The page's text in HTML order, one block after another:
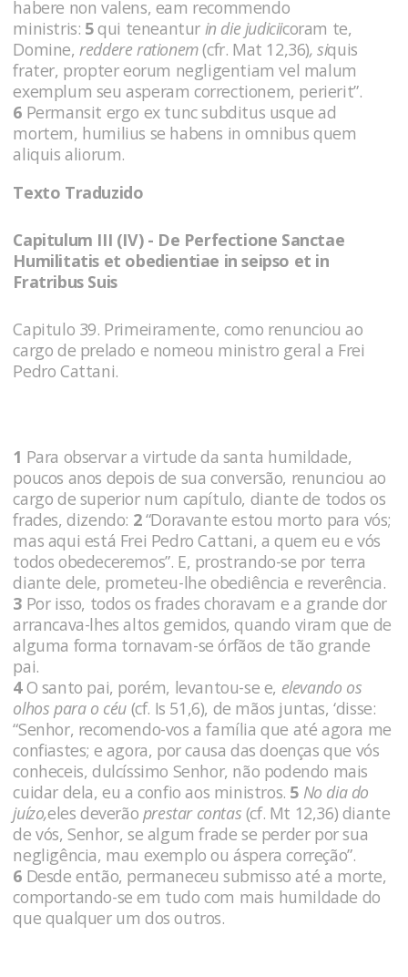
habere non valens, eam recommendo
ministris: 5qui teneantur in die judiciicoram te,
Domine,reddere rationem(cfr. Mat 12,36), siquis
frater, propter eorum negligentiam vel malum
exemplum seu asperam correctionem, perierit”.
6 Permansit ergo ex tunc subditus usque ad
mortem, humilius se habens in omnibus quem
aliquis aliorum.
Texto Traduzido
Capitulum III (IV) - De Perfectione Sanctae
Humilitatis et obedientiae in seipso et in
Fratribus Suis
Capitulo 39. Primeiramente, como renunciou ao
cargo de prelado e nomeou ministro geral a Frei
Pedro Cattani.
1 Para observar a virtude da santa humildade,
poucos anos de­pois de sua conversão, renunciou ao
cargo de superior num capí­tulo, diante de todos os
frades, dizendo: 2“Doravante estou mor­to para vós;
mas aqui está Frei Pedro Cattani, a quem eu e vós
to­dos obedeceremos”. E, prostrando-se por terra
diante dele, pro­meteu-lhe obediência e reverência.
3 Por isso, todos os frades choravam e a grande dor
arranca­va-lhes altos gemidos, quando viram que de
alguma forma tornavam-se órfãos de tão grande
pai.
4O santo pai, porém, levantou-se e, elevando os
olhos para o céu (cf. Is 51,6), de mãos juntas, ‘disse:
“Senhor, recomendo-vos a família que até agora me
confiastes; e agora, por causa das doenças que vós
conheceis, dulcíssimo Senhor, não podendo mais
cuidar dela, eu a confio aos ministros. 5 No dia do
juízo,eles deverão pres­tar contas (cf. Mt 12,36) diante
de vós, Senhor, se algum frade se perder por sua
negligência, mau exemplo ou áspera correção”.
6 Desde então, permaneceu submisso até a morte,
comportan­do-se em tudo com mais humildade do
que qualquer um dos outros.